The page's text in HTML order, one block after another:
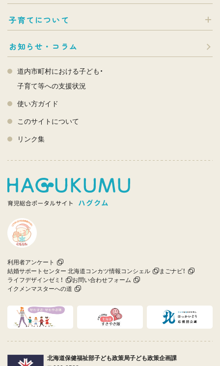
子育てについて
お知らせ・コラム
道内市町村における子ども・
子育て等への支援状況
使い方ガイド
このサイトについて
リンク集
利用者アンケート
結婚サポートセンター 北海道コンカツ情報コンシェル
まごナビ！
ライフデザインゼミ！
お問い合わせフォーム
イクメンマスターへの道
北海道保健福祉部子ども政策局子ども政策企画課